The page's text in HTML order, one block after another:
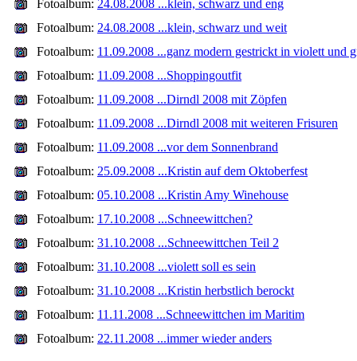
Fotoalbum: 24.08.2008 ...klein, schwarz und eng
Fotoalbum: 24.08.2008 ...klein, schwarz und weit
Fotoalbum: 11.09.2008 ...ganz modern gestrickt in violett und
Fotoalbum: 11.09.2008 ...Shoppingoutfit
Fotoalbum: 11.09.2008 ...Dirndl 2008 mit Zöpfen
Fotoalbum: 11.09.2008 ...Dirndl 2008 mit weiteren Frisuren
Fotoalbum: 11.09.2008 ...vor dem Sonnenbrand
Fotoalbum: 25.09.2008 ...Kristin auf dem Oktoberfest
Fotoalbum: 05.10.2008 ...Kristin Amy Winehouse
Fotoalbum: 17.10.2008 ...Schneewittchen?
Fotoalbum: 31.10.2008 ...Schneewittchen Teil 2
Fotoalbum: 31.10.2008 ...violett soll es sein
Fotoalbum: 31.10.2008 ...Kristin herbstlich berockt
Fotoalbum: 11.11.2008 ...Schneewittchen im Maritim
Fotoalbum: 22.11.2008 ...immer wieder anders